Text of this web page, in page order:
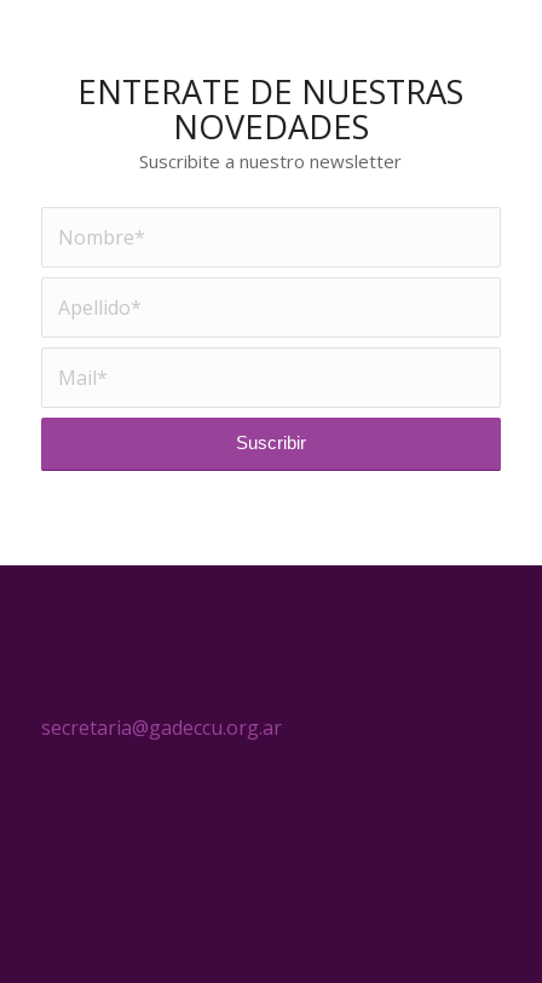
ENTERATE DE NUESTRAS
NOVEDADES
Suscribite a nuestro newsletter
secretaria@gadeccu.org.ar